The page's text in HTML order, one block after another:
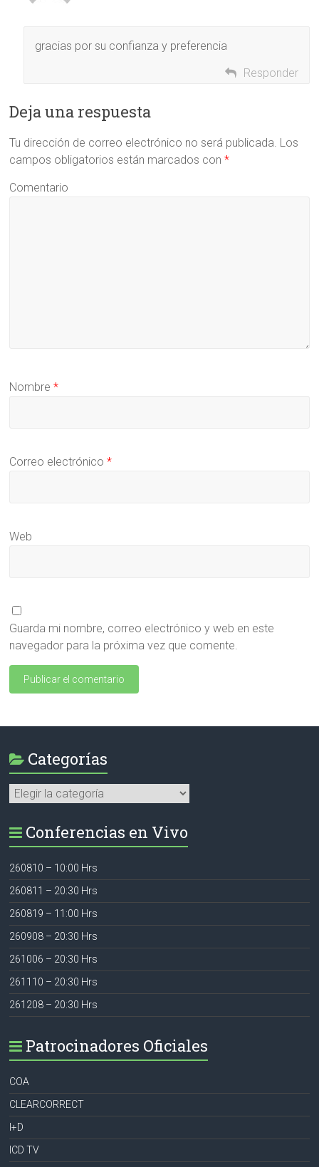
gracias por su confianza y preferencia
Responder
Deja una respuesta
Tu dirección de correo electrónico no será publicada. Los
campos obligatorios están marcados con*
Comentario
Nombre*
Correo electrónico*
Web
Guarda mi nombre, correo electrónico y web en este
navegador para la próxima vez que comente.
Categorías
Categorías
Conferencias en Vivo
260810 – 10:00 Hrs
260811 – 20:30 Hrs
260819 – 11:00 Hrs
260908 – 20:30 Hrs
261006 – 20:30 Hrs
261110 – 20:30 Hrs
261208 – 20:30 Hrs
Patrocinadores Oficiales
COA
CLEARCORRECT
I+D
ICD TV